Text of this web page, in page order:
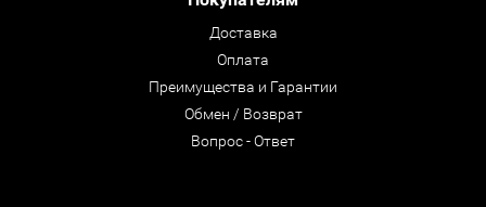
Доставка
Оплата
Преимущества и Гарантии
Обмен / Возврат
Вопрос - Ответ